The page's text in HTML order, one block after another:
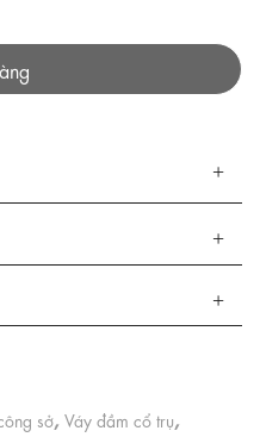
sở, Váy đầm cổ trụ,